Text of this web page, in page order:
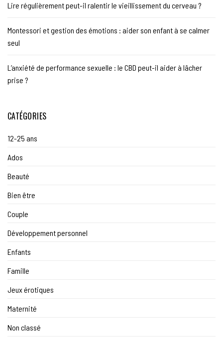
Lire régulièrement peut-il ralentir le vieillissement du cerveau ?
Montessori et gestion des émotions : aider son enfant à se calmer
seul
L’anxiété de performance sexuelle : le CBD peut-il aider à lâcher
prise ?
CATÉGORIES
12-25 ans
Ados
Beauté
Bien être
Couple
Développement personnel
Enfants
Famille
Jeux érotiques
Maternité
Non classé